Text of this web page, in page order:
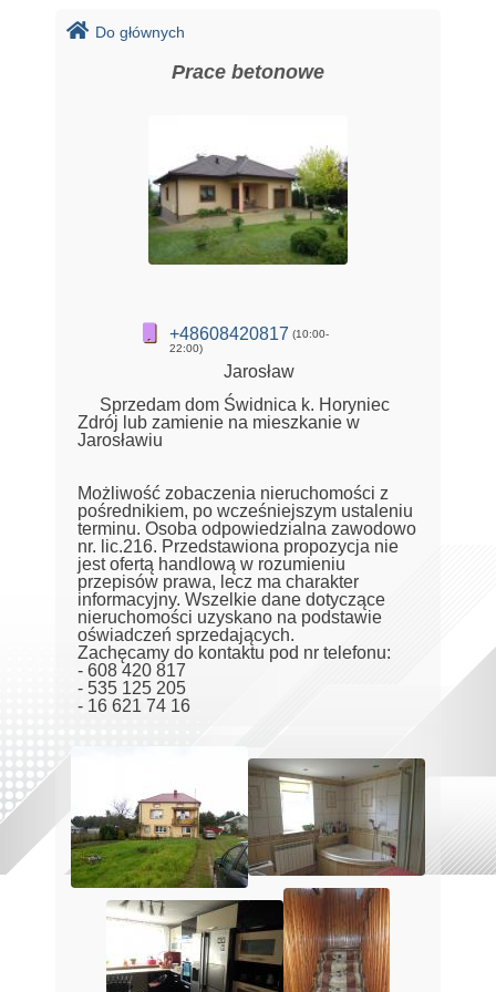
Do głównych
Prace betonowe
+48608420817 (10:00-
22:00)
Jarosław
Sprzedam dom Świdnica k. Horyniec
Zdrój lub zamienie na mieszkanie w
Jarosławiu
Możliwość zobaczenia nieruchomości z
pośrednikiem, po wcześniejszym ustaleniu
terminu. Osoba odpowiedzialna zawodowo
nr. lic.216. Przedstawiona propozycja nie
jest ofertą handlową w rozumieniu
przepisów prawa, lecz ma charakter
informacyjny. Wszelkie dane dotyczące
nieruchomości uzyskano na podstawie
oświadczeń sprzedających.
Zachęcamy do kontaktu pod nr telefonu:
- 608 420 817
- 535 125 205
- 16 621 74 16